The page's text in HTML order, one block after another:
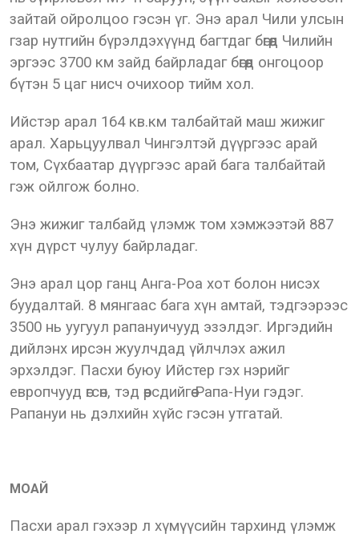
зайтай ойролцоо гэсэн үг. Энэ арал Чили улсын
гзар нутгийн бүрэлдэхүүнд багтдаг бөгөөд Чилийн
эргээс 3700 км зайд байрладаг бөгөөд онгоцоор
бүтэн 5 цаг нисч очихоор тийм хол.
Ийстэр арал 164 кв.км талбайтай маш жижиг
арал. Харьцуулвал Чингэлтэй дүүргээс арай
том, Сүхбаатар дүүргээс арай бага талбайтай
гэж ойлгож болно.
Энэ жижиг талбайд үлэмж том хэмжээтэй 887
хүн дүрст чулуу байрладаг.
Энэ арал цор ганц Анга-Роа хот болон нисэх
буудалтай. 8 мянгаас бага хүн амтай, тэдгээрээс
3500 нь уугуул рапануичууд эзэлдэг. Иргэдийн
дийлэнх ирсэн жуулчдад үйлчлэх ажил
эрхэлдэг. Пасхи буюу Ийстер гэх нэрийг
европчууд өгсөн, тэд өөрсдийгөө Рапа-Нуи гэдэг.
Рапануи нь дэлхийн хүйс гэсэн утгатай.
МОАЙ
Пасхи арал гэхээр л хүмүүсийн тархинд үлэмж